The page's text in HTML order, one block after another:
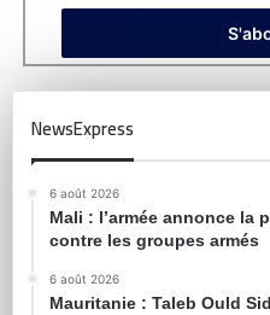
NewsExpress
6 août 2026
Mali : l’armée annonce la
contre les groupes armés
6 août 2026
Mauritanie : Taleb Ould